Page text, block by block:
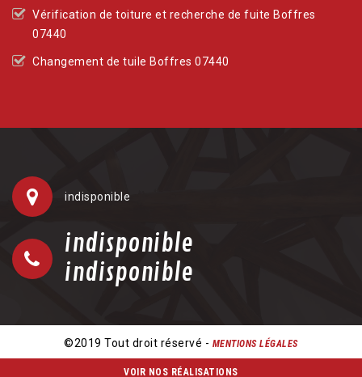
Vérification de toiture et recherche de fuite Boffres
07440
Changement de tuile Boffres 07440
indisponible
indisponible
indisponible
©2019 Tout droit réservé - MENTIONS LÉGALES
VOIR NOS RÉALISATIONS